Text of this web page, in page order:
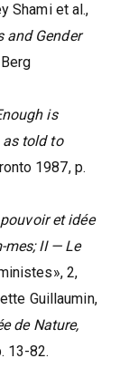
Shami et al.,
and Gender
is
told to
1987, p.
et idée
mes; II — Le
2,
Guillaumin,
de Nature,
13-82.